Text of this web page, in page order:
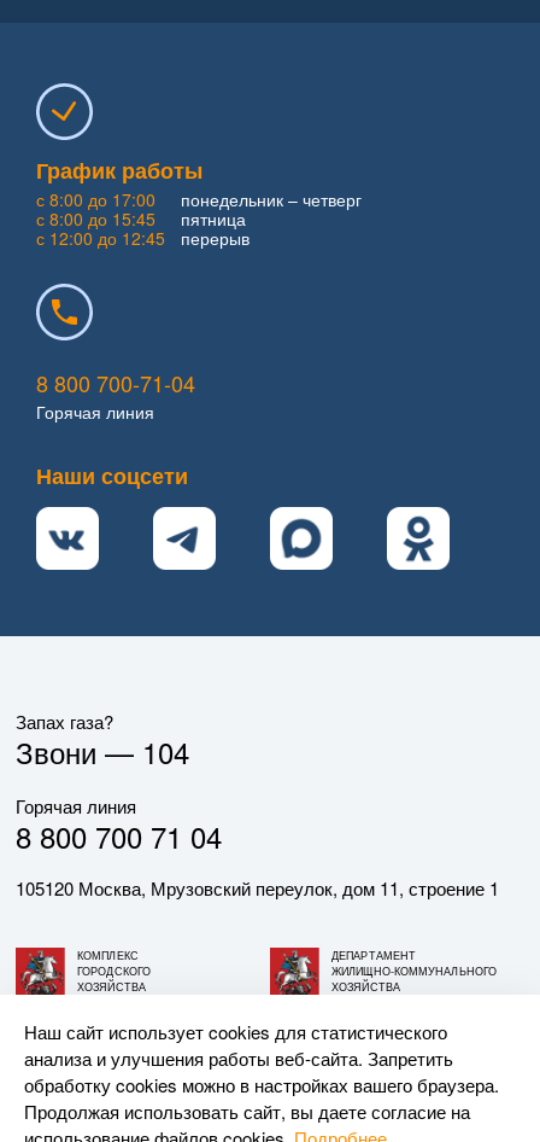
График работы
с 8:00 до 17:00
понедельник – четверг
с 8:00 до 15:45
пятница
с 12:00 до 12:45
перерыв
8 800 700-71-04
Горячая линия
Наши соцсети
Запах газа?
Звони — 104
Горячая линия
8 800 700 71 04
105120 Москва, Мрузовский переулок, дом 11, строение 1
КОМПЛЕКС
ГОРОДСКОГО
ХОЗЯЙСТВА
ДЕПАРТАМЕНТ
ЖИЛИЩНО-КОММУНАЛЬНОГО
ХОЗЯЙСТВА
© АО «МОСГАЗ», 2026. При использовании материалов
ссылка на сайт обязательна.
Наш сайт использует cookies для статистического
анализа и улучшения работы веб-сайта. Запретить
обработку cookies можно в настройках вашего браузера.
Продолжая использовать сайт, вы даете согласие на